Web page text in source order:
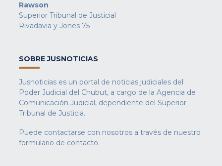
Rawson
Superior Tribunal de Justicial
Rivadavia y Jones 75
SOBRE JUSNOTICIAS
Jusnoticias es un portal de noticias judiciales del
Poder Judicial del Chubut, a cargo de la Agencia de
Comunicación Judicial, dependiente del Superior
Tribunal de Justicia.
Puede contactarse con nosotros a través de nuestro
formulario de contacto.